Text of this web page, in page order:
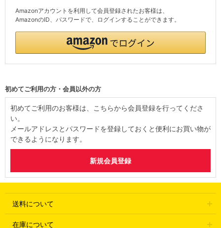
Amazonアカウントを利用して会員登録されたお客様は、
AmazonのID、パスワードで、ログインすることができます。
初めてご利用の方・会員以外の方
初めてご利用のお客様は、こちらから会員登録を行ってくださ
い。
メールアドレスとパスワードを登録しておくと便利にお買い物が
できるようになります。
送料について
在庫について